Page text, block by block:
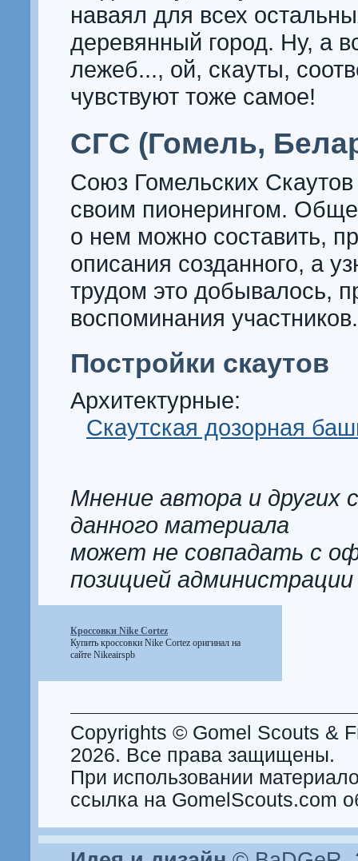
наваял для всех
деревянный город. Ну, а
лежеб..., ой, скауты,
чувствуют тоже самое!
СГС (Гомель,
Союз Гомельских
своим пионерингом.
о нем можно составить,
описания созданного, а
трудом это добывалось,
воспоминания участников.
Постройки скаутов
Архитектурные:
Скаутская дозорная
Мнение автора и других
данного материала
может не совпадать с
позицией
Кроссовки Nike Cortez
Купить кроссовки Nike Cortez оригинал на
сайте Nikeairspb
Copyrights © Gomel Scouts &
2026. Все права защищены.
При использовании
ссылка на GomelScouts.com